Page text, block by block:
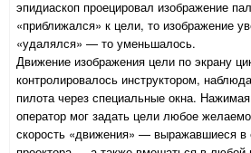
эпидиаскоп проецировал изображение
«приближался» к цели, то изображение
«удалялся» — то уменьшалось.
Движение изображения цели по экрану
контролировалось инструктором,
пилота через специальные окна.
оператор мог задать цели любое
скорость «движения» — выражавшиеся